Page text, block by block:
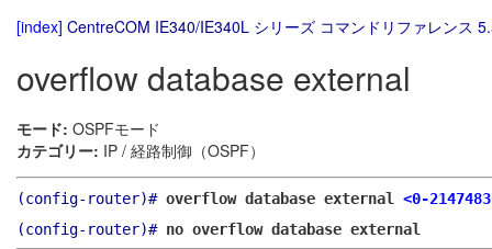
[index] CentreCOM IE340/IE340L シリーズ コマンドリファレンス
overflow database external
モード: OSPFモード
カテゴリー: IP / 経路制御（OSPF）
(config-router)# overflow database external <0-
(config-router)# no overflow database external